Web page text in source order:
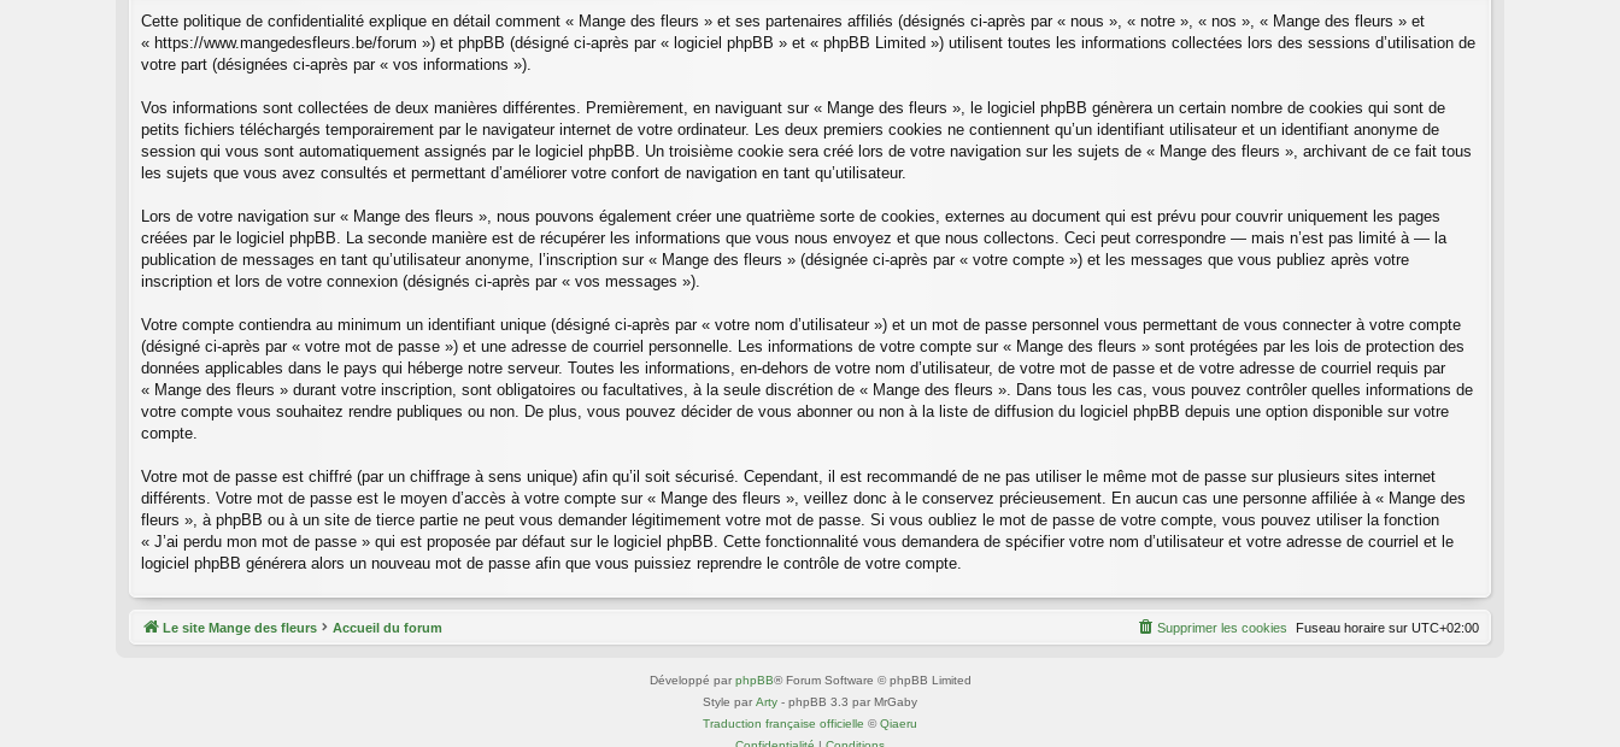
Cette politique de confidentialité explique en détail comment « Mange des fleurs » et ses partenaires affiliés (désignés ci-après par « nous », « notre », « nos », « Mange des fleurs » et
« https://www.mangedesfleurs.be/forum ») et phpBB (désigné ci-après par « logiciel phpBB » et « phpBB Limited ») utilisent toutes les informations collectées lors des sessions d’utilisation de
votre part (désignées ci-après par « vos informations »).
Vos informations sont collectées de deux manières différentes. Premièrement, en naviguant sur « Mange des fleurs », le logiciel phpBB génèrera un certain nombre de cookies qui sont de
petits fichiers téléchargés temporairement par le navigateur internet de votre ordinateur. Les deux premiers cookies ne contiennent qu’un identifiant utilisateur et un identifiant anonyme de
session qui vous sont automatiquement assignés par le logiciel phpBB. Un troisième cookie sera créé lors de votre navigation sur les sujets de « Mange des fleurs », archivant de ce fait tous
les sujets que vous avez consultés et permettant d’améliorer votre confort de navigation en tant qu’utilisateur.
Lors de votre navigation sur « Mange des fleurs », nous pouvons également créer une quatrième sorte de cookies, externes au document qui est prévu pour couvrir uniquement les pages
créées par le logiciel phpBB. La seconde manière est de récupérer les informations que vous nous envoyez et que nous collectons. Ceci peut correspondre — mais n’est pas limité à — la
publication de messages en tant qu’utilisateur anonyme, l’inscription sur « Mange des fleurs » (désignée ci-après par « votre compte ») et les messages que vous publiez après votre
inscription et lors de votre connexion (désignés ci-après par « vos messages »).
Votre compte contiendra au minimum un identifiant unique (désigné ci-après par « votre nom d’utilisateur ») et un mot de passe personnel vous permettant de vous connecter à votre compte
(désigné ci-après par « votre mot de passe ») et une adresse de courriel personnelle. Les informations de votre compte sur « Mange des fleurs » sont protégées par les lois de protection des
données applicables dans le pays qui héberge notre serveur. Toutes les informations, en-dehors de votre nom d’utilisateur, de votre mot de passe et de votre adresse de courriel requis par
« Mange des fleurs » durant votre inscription, sont obligatoires ou facultatives, à la seule discrétion de « Mange des fleurs ». Dans tous les cas, vous pouvez contrôler quelles informations de
votre compte vous souhaitez rendre publiques ou non. De plus, vous pouvez décider de vous abonner ou non à la liste de diffusion du logiciel phpBB depuis une option disponible sur votre
compte.
Votre mot de passe est chiffré (par un chiffrage à sens unique) afin qu’il soit sécurisé. Cependant, il est recommandé de ne pas utiliser le même mot de passe sur plusieurs sites internet
différents. Votre mot de passe est le moyen d’accès à votre compte sur « Mange des fleurs », veillez donc à le conservez précieusement. En aucun cas une personne affiliée à « Mange des
fleurs », à phpBB ou à un site de tierce partie ne peut vous demander légitimement votre mot de passe. Si vous oubliez le mot de passe de votre compte, vous pouvez utiliser la fonction
« J’ai perdu mon mot de passe » qui est proposée par défaut sur le logiciel phpBB. Cette fonctionnalité vous demandera de spécifier votre nom d’utilisateur et votre adresse de courriel et le
logiciel phpBB générera alors un nouveau mot de passe afin que vous puissiez reprendre le contrôle de votre compte.
Le site Mange des fleurs Accueil du forum Fuseau horaire sur UTC+02:00
Supprimer les cookies
Développé par phpBB® Forum Software © phpBB Limited
Style par Arty - phpBB 3.3 par MrGaby
Traduction française officielle ©Qiaeru